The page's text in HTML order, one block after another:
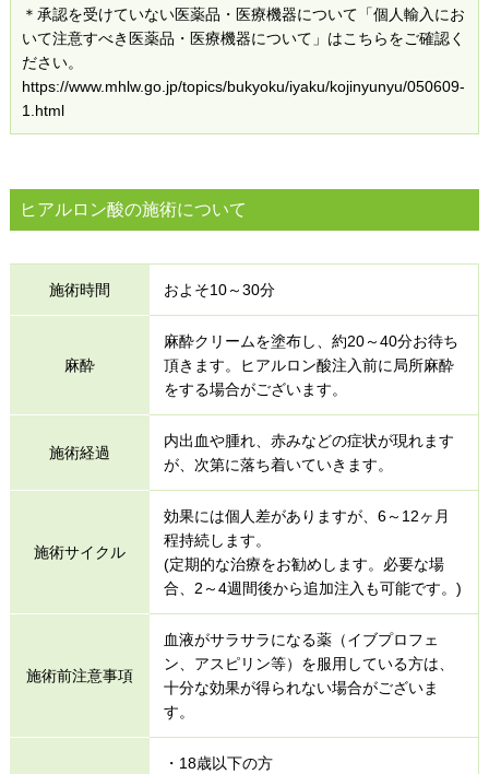
＊承認を受けていない医薬品・医療機器について「個人輸入にお
いて注意すべき医薬品・医療機器について」はこちらをご確認く
ださい。
https://www.mhlw.go.jp/topics/bukyoku/iyaku/kojinyunyu/050609-
1.html
ヒアルロン酸の施術について
施術時間 およそ10～30分
麻酔
麻酔クリームを塗布し、約20～40分お待ち
頂きます。ヒアルロン酸注入前に局所麻酔
をする場合がございます。
施術経過
内出血や腫れ、赤みなどの症状が現れます
が、次第に落ち着いていきます。
施術サイクル
効果には個人差がありますが、6～12ヶ月
程持続します。
(定期的な治療をお勧めします。必要な場
合、2～4週間後から追加注入も可能です。)
施術前注意事項
血液がサラサラになる薬（イブプロフェ
ン、アスピリン等）を服用している方は、
十分な効果が得られない場合がございま
す。
・18歳以下の方